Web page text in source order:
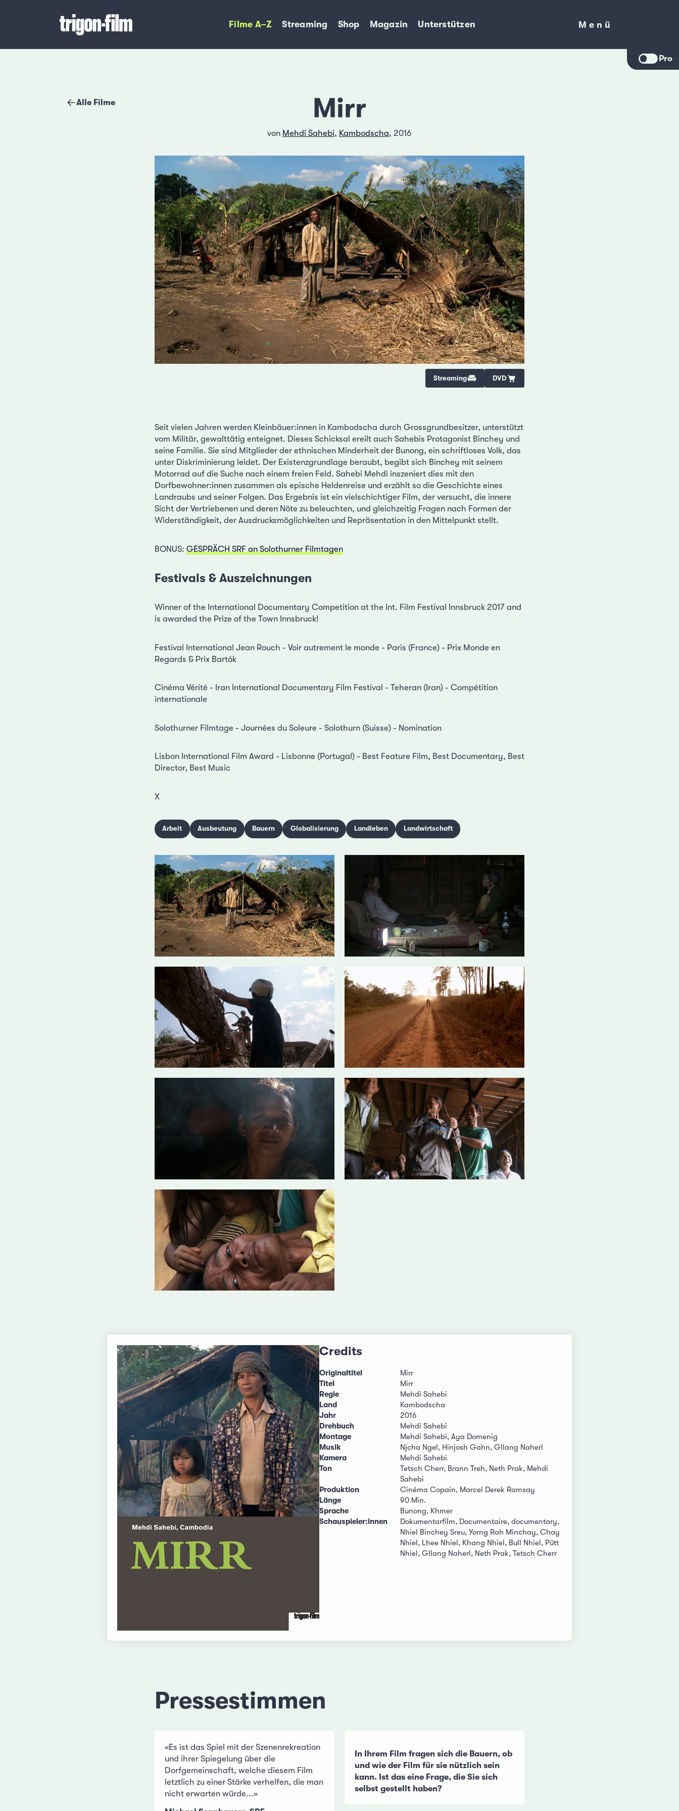
Filme A–Z Streaming Shop Magazin Unterstützen
Menü
Menü
Pro
Alle Filme Mirr
von Mehdi Sahebi, Kambodscha, 2016
Streaming DVD
Seit vielen Jahren werden Kleinbäuer:innen in Kambodscha durch Grossgrundbesitzer, unterstützt
vom Militär, gewalttätig enteignet. Dieses Schicksal ereilt auch Sahebis Protagonist Binchey und
seine Familie. Sie sind Mitglieder der ethnischen Minderheit der Bunong, ein schriftloses Volk, das
unter Diskriminierung leidet. Der Existenzgrundlage beraubt, begibt sich Binchey mit seinem
Motorrad auf die Suche nach einem freien Feld. Sahebi Mehdi inszeniert dies mit den
Dorfbewohner:innen zusammen als epische Heldenreise und erzählt so die Geschichte eines
Landraubs und seiner Folgen. Das Ergebnis ist ein vielschichtiger Film, der versucht, die innere
Sicht der Vertriebenen und deren Nöte zu beleuchten, und gleichzeitig Fragen nach Formen der
Widerständigkeit, der Ausdrucksmöglichkeiten und Repräsentation in den Mittelpunkt stellt.
BONUS: GESPRÄCH SRF an Solothurner Filmtagen
Festivals & Auszeichnungen
Winner of the International Documentary Competition at the Int. Film Festival Innsbruck 2017 and
is awarded the Prize of the Town Innsbruck!
Festival International Jean Rouch - Voir autrement le monde - Paris (France) - Prix Monde en
Regards & Prix Bartók
Cinéma Vérité - Iran International Documentary Film Festival - Teheran (Iran) - Compétition
internationale
Solothurner Filmtage - Journées du Soleure - Solothurn (Suisse) - Nomination
Lisbon International Film Award - Lisbonne (Portugal) - Best Feature Film, Best Documentary, Best
Director, Best Music
X
Arbeit Ausbeutung Bauern Globalisierung Landleben Landwirtschaft
Credits
Originaltitel
Mirr
Titel
Mirr
Regie
Mehdi Sahebi
Land
Kambodscha
Jahr
2016
Drehbuch
Mehdi Sahebi
Montage
Mehdi Sahebi, Aya Domenig
Musik
Njcha Ngel, Hinjosh Gahn, Gllang Naherl
Kamera
Mehdi Sahebi
Ton
Tetsch Cherr, Brann Treh, Neth Prak, Mehdi
Sahebi
Produktion
Cinéma Copain, Marcel Derek Ramsay
Länge
90 Min.
Sprache
Bunong, Khmer
Schauspieler:innen
Dokumentarfilm, Documentaire, documentary,
Nhiel Binchey Sreu, Yorng Rah Minchay, Chay
Nhiel, Lhee Nhiel, Khang Nhiel, Bull Nhiel, Pütt
Nhiel, Gllang Naherl, Neth Prak, Tetsch Cherr
Pressestimmen
«Es ist das Spiel mit der Szenenrekreation
und ihrer Spiegelung über die
Dorfgemeinschaft, welche diesem Film
letztlich zu einer Stärke verhelfen, die man
nicht erwarten würde...»
In Ihrem Film fragen sich die Bauern, ob
und wie der Film für sie nützlich sein
kann. Ist das eine Frage, die Sie sich
selbst gestellt haben?